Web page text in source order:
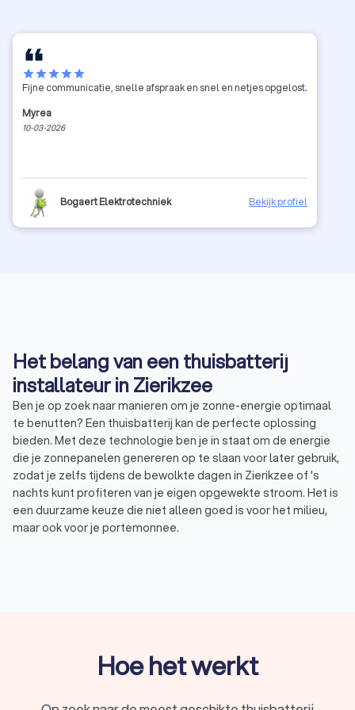
starstarstarstarstar
Fijne communicatie, snelle afspraak en snel en netjes opgelost.
Myrea
10-03-2026
Bogaert Elektrotechniek Bekijk profiel
Het belang van een thuisbatterij
installateur in Zierikzee
Ben je op zoek naar manieren om je zonne-energie optimaal
te benutten? Een thuisbatterij kan de perfecte oplossing
bieden. Met deze technologie ben je in staat om de energie
die je zonnepanelen genereren op te slaan voor later gebruik,
zodat je zelfs tijdens de bewolkte dagen in Zierikzee of 's
nachts kunt profiteren van je eigen opgewekte stroom. Het is
een duurzame keuze die niet alleen goed is voor het milieu,
maar ook voor je portemonnee.
deze installateurs een Trustoo Score van 8.8 gebaseerd op
zeker van kwaliteit en betrouwbaarheid.
Hoe het werkt